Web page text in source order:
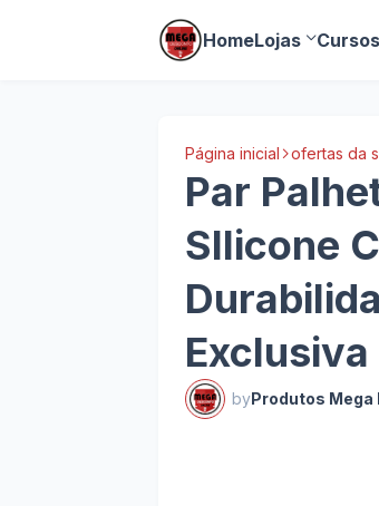
HomeLojas
Página inicial ofertas da
Par
SIlicone
byProdutos Mega